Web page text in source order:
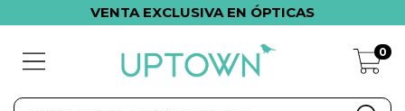
VENTA EXCLUSIVA EN ÓPTICAS
0